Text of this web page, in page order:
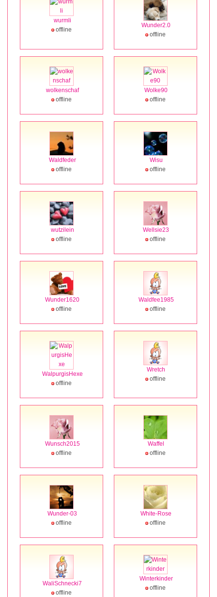
wurmli
offline
Wunder2.0
offline
wolkenschaf
offline
Wolke90
offline
Waldfeder
offline
Wisu
offline
wutzilein
offline
Wellsie23
offline
Wunder1620
offline
Waldfee1985
offline
WalpurgisHexe
offline
Wretch
offline
Wunsch2015
offline
Waffel
offline
Wunder-03
offline
White-Rose
offline
WaliSchnecki7
offline
Winterkinder
offline